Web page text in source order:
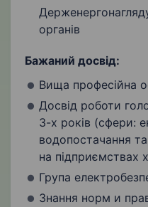
органів
Бажаний досвід:
Вища професійна
Досвід роботи
3-х років (сфери:
водопостачання
на підприємствах
Група
Знання норм и